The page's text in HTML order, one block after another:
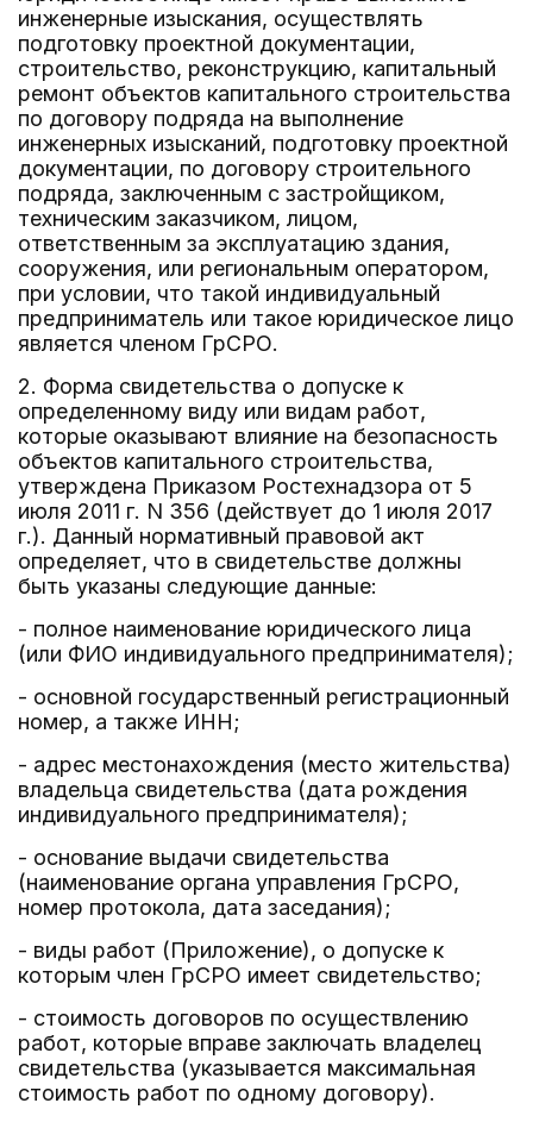
инженерные изыскания, осуществлять
подготовку проектной документации,
строительство, реконструкцию, капитальный
ремонт объектов капитального строительства
по договору подряда на выполнение
инженерных изысканий, подготовку проектной
документации, по договору строительного
подряда, заключенным с застройщиком,
техническим заказчиком, лицом,
ответственным за эксплуатацию здания,
сооружения, или региональным оператором,
при условии, что такой индивидуальный
предприниматель или такое юридическое лицо
является членом ГрСРО.
2. Форма свидетельства о допуске к
определенному виду или видам работ,
которые оказывают влияние на безопасность
объектов капитального строительства,
утверждена Приказом Ростехнадзора от 5
июля 2011 г. N 356 (действует до 1 июля 2017
г.). Данный нормативный правовой акт
определяет, что в свидетельстве должны
быть указаны следующие данные:
- полное наименование юридического лица
(или ФИО индивидуального предпринимателя);
- основной государственный регистрационный
номер, а также ИНН;
- адрес местонахождения (место жительства)
владельца свидетельства (дата рождения
индивидуального предпринимателя);
- основание выдачи свидетельства
(наименование органа управления ГрСРО,
номер протокола, дата заседания);
- виды работ (Приложение), о допуске к
которым член ГрСРО имеет свидетельство;
- стоимость договоров по осуществлению
работ, которые вправе заключать владелец
свидетельства (указывается максимальная
стоимость работ по одному договору).